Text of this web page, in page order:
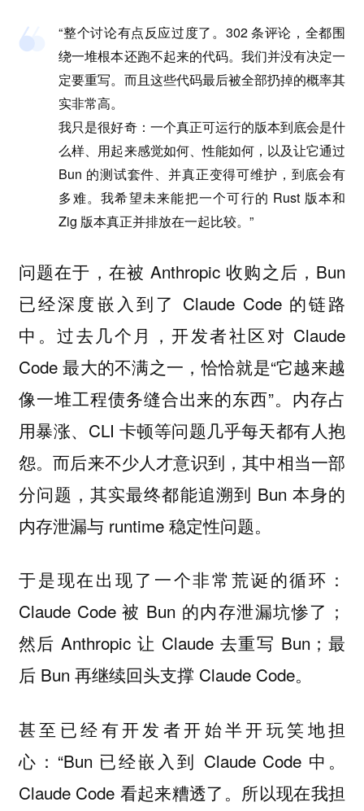
“整个讨论有点反应过度了。302 条评论，全都围
绕一堆根本还跑不起来的代码。我们并没有决定一
定要重写。而且这些代码最后被全部扔掉的概率其
实非常高。
我只是很好奇：一个真正可运行的版本到底会是什
么样、用起来感觉如何、性能如何，以及让它通过
Bun 的测试套件、并真正变得可维护，到底会有
多难。我希望未来能把一个可行的 Rust 版本和
Zig 版本真正并排放在一起比较。”
问题在于，在被 Anthropic 收购之后，Bun
已经深度嵌入到了 Claude Code 的链路
中。过去几个月，开发者社区对 Claude
Code 最大的不满之一，恰恰就是“它越来越
像一堆工程债务缝合出来的东西”。内存占
用暴涨、CLI 卡顿等问题几乎每天都有人抱
怨。而后来不少人才意识到，其中相当一部
分问题，其实最终都能追溯到 Bun 本身的
内存泄漏与 runtime 稳定性问题。
于是现在出现了一个非常荒诞的循环：
Claude Code 被 Bun 的内存泄漏坑惨了；
然后 Anthropic 让 Claude 去重写 Bun；最
后 Bun 再继续回头支撑 Claude Code。
甚至已经有开发者开始半开玩笑地担
心：“Bun 已经嵌入到 Claude Code 中。
Claude Code 看起来糟透了。所以现在我担